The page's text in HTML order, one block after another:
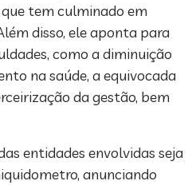
tem culminado em
disso, ele aponta para
como a diminuição
na saúde, a equivocada
da gestão, bem
entidades envolvidas seja
anunciando